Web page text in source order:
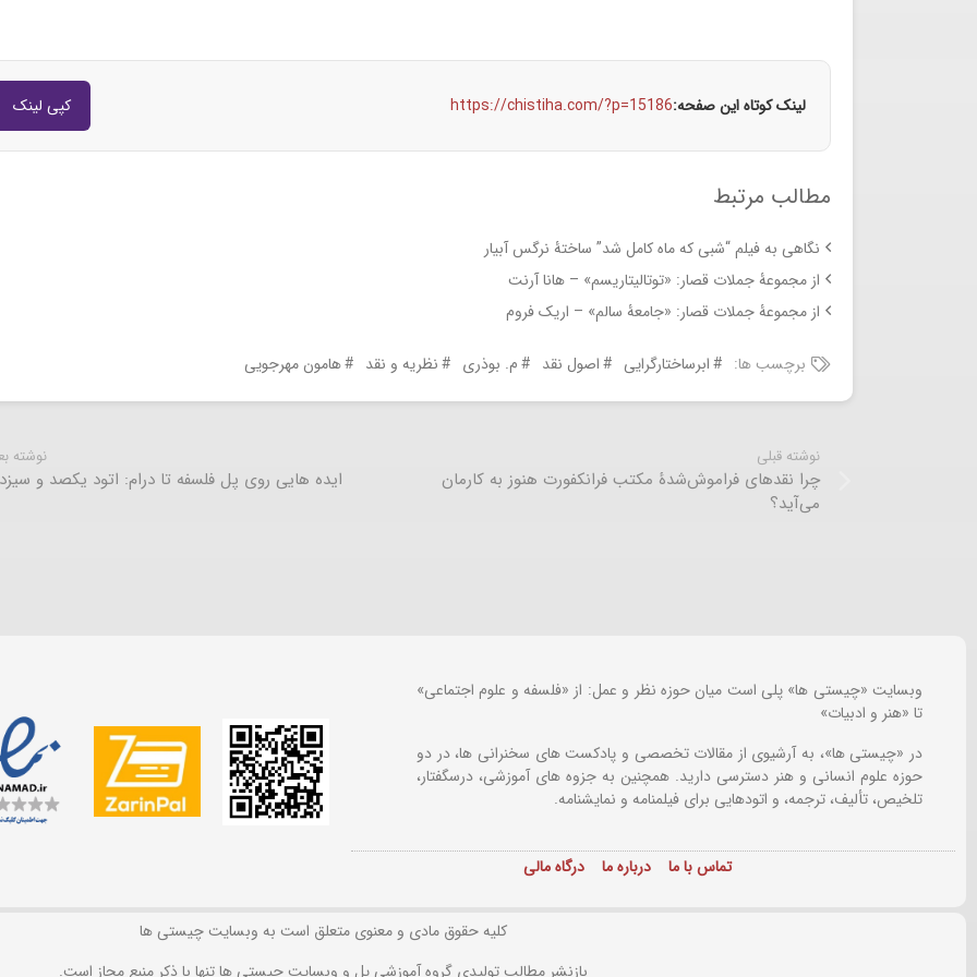
لینک کوتاه این صفحه:https://chistiha.com/?p=15186 کپی لینک
مطالب مرتبط
نگاهی به فیلم “شبی که ماه کامل شد” ساختۀ نرگس آبیار
از مجموعۀ جملات قصار: «توتالیتاریسم» – هانا آرنت
از مجموعۀ جملات قصار: «جامعۀ سالم» – اریک فروم
برچسب ها: ابرساختارگرایی اصول نقد م. بوذری نظریه و نقد هامون مهرجویی
نوشته قبلی
چرا نقدهای فراموش‌شدۀ مکتب فرانکفورت هنوز به کارمان
می‌آید؟
نوشته
ایده هایی روی پل فلسفه تا درام: اتود یکصد و
وبسایت «چیستی ها» پلی است میان حوزه نظر و عمل: از «فلسفه و علوم اجتماعی»
تا «هنر و ادبیات»
در «چیستی ها»، به آرشیوی از مقالات تخصصی و پادکست های سخنرانی ها، در دو
حوزه علوم انسانی و هنر دسترسی دارید. همچنین به جزوه های آموزشی، درسگفتار،
تلخیص، تألیف، ترجمه، و اتودهایی برای فیلمنامه و نمایشنامه.
تماس با ما درباره ما درگاه مالی
کلیه حقوق مادی و معنوی متعلق است به وبسایت چیستی ها
بازنشر مطالب تولیدی گروه آموزشی پل و وبسایت چیستی ها تنها با ذکر منبع مجاز است.